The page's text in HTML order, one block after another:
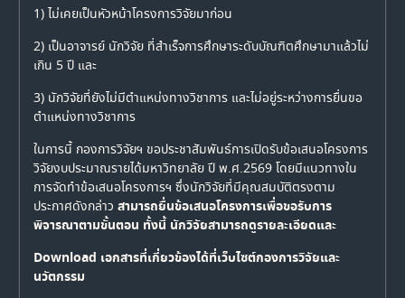
1) ไม่เคยเป็นหัวหน้าโครงการวิจัยมาก่อน
2) เป็นอาจารย์ นักวิจัย ที่สำเร็จการศึกษาระดับบัณฑิตศึกษามาแล้วไม่
เกิน 5 ปี และ
3) นักวิจัยที่ยังไม่มีตำแหน่งทางวิชาการ และไม่อยู่ระหว่างการยื่นขอ
ตำแหน่งทางวิชาการ
ในการนี้ กองการวิจัยฯ ขอประชาสัมพันธ์การเปิดรับข้อเสนอโครงการ
วิจัยงบประมาณรายได้มหาวิทยาลัย ปี พ.ศ.2569 โดยมีแนวทางใน
การจัดทำข้อเสนอโครงการฯ ซึ่งนักวิจัยที่มีคุณสมบัติตรงตาม
ประกาศดังกล่าว สามารถยื่นข้อเสนอโครงการเพื่อขอรับการ
พิจารณาตามขั้นตอน ทั้งนี้ นักวิจัยสามารถดูรายละเอียดและ
Download เอกสารที่เกี่ยวข้องได้ที่เว็บไซต์กองการวิจัยและ
นวัตกรรม